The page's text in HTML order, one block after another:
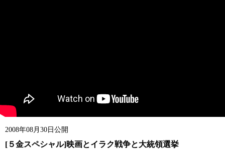
2008年08月30日公開
[５金スペシャル]映画とイラク戦争と大統領選挙